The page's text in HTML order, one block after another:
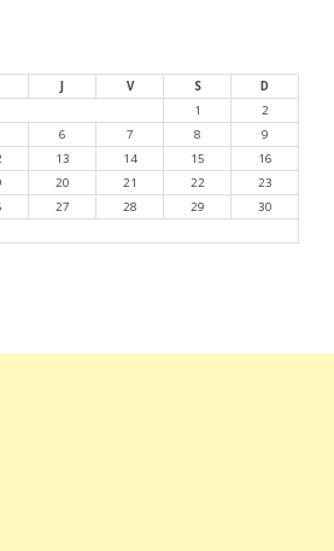
V S
D
1
2
6 7 8
9
13 14 15
16
20 21 22
23
27 28 29
30